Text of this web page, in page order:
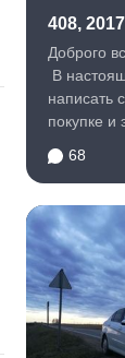
408, 2017
Доброго
написать
покупке и
68